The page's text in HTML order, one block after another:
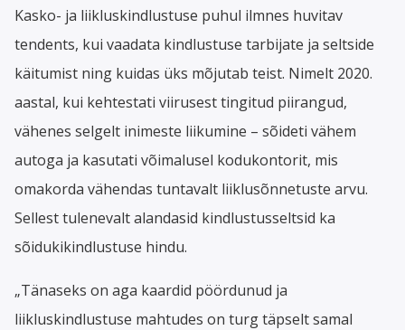
Kasko- ja liikluskindlustuse puhul ilmnes huvitav
tendents, kui vaadata kindlustuse tarbijate ja seltside
käitumist ning kuidas üks mõjutab teist. Nimelt 2020.
aastal, kui kehtestati viirusest tingitud piirangud,
vähenes selgelt inimeste liikumine – sõideti vähem
autoga ja kasutati võimalusel kodukontorit, mis
omakorda vähendas tuntavalt liiklusõnnetuste arvu.
Sellest tulenevalt alandasid kindlustusseltsid ka
sõidukikindlustuse hindu.
„Tänaseks on aga kaardid pöördunud ja
liikluskindlustuse mahtudes on turg täpselt samal